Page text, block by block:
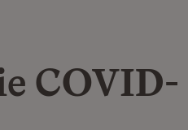
COVID-